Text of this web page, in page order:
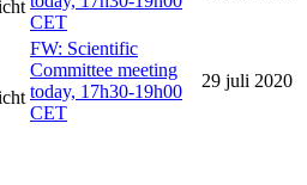
CET
FW: Scientific
Committee meeting
today, 17h30-19h00
CET
29 juli 2020